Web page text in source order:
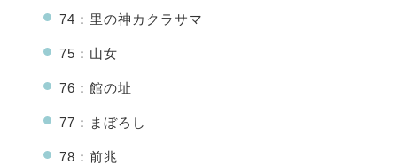
74：里の神カクラサマ
75：山女
76：館の址
77：まぼろし
78：前兆